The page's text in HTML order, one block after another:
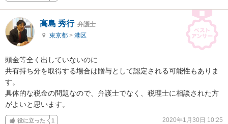
高島 秀行 弁護士
東京都 > 港区
頭金等全く出していないのに
共有持ち分を取得する場合は贈与として認定される可能性もありま
す。
具体的な税金の問題なので、弁護士でなく、税理士に相談された方
がよいと思います。
役に立った 1 2020年1月30日 10:25